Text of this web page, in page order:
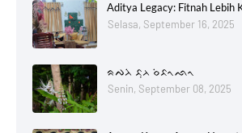
Aditya Legacy: Fitnah Lebih
Selasa, September 16, 2025
ᨑᨄᨂᨗ ᨅᨘᨂ ᨔᨗᨅᨚᨒᨚ
Senin, September 08, 2025